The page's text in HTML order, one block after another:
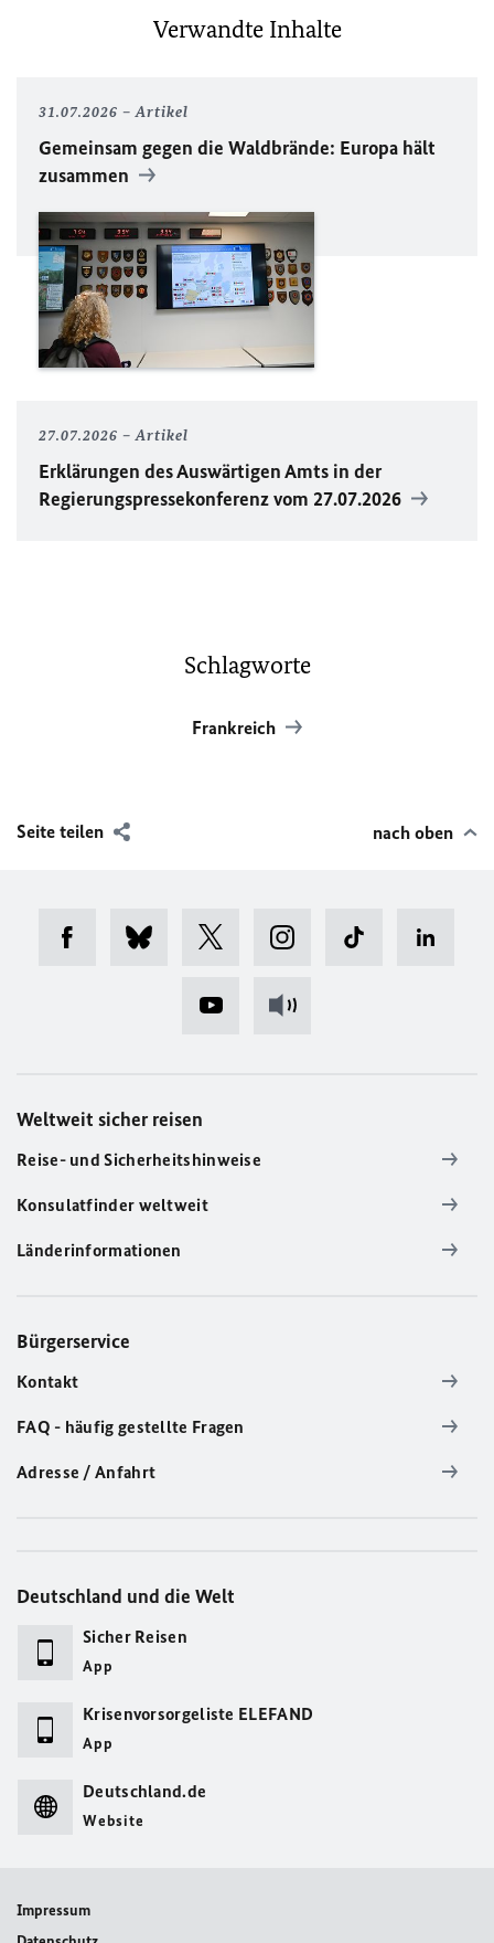
Verwandte Inhalte
31.07.2026 Artikel
Gemeinsam gegen die Waldbrände: Europa hält
zusammen
27.07.2026 Artikel
Erklärungen des Auswärtigen Amts in der
Regierungspressekonferenz vom 27.07.2026
Schlagworte
Frankreich
Seite teilen nach oben
Weltweit sicher reisen
Reise- und Sicherheitshinweise
Konsulatfinder weltweit
Länderinformationen
Bürgerservice
Kontakt
FAQ - häufig gestellte Fragen
Adresse / Anfahrt
Deutschland und die Welt
Sicher Reisen
App
Krisenvorsorgeliste ELEFAND
App
Deutschland.de
Website
Impressum